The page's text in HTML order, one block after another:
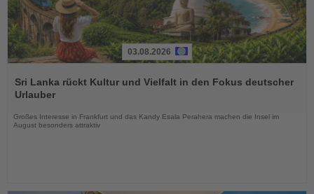
Sie
die
03.08.2026
Sri Lanka rückt Kultur und Vielfalt in den Fokus deutscher
Urlauber
Großes Interesse in Frankfurt und das Kandy Esala Perahera machen die Insel im
August besonders attraktiv